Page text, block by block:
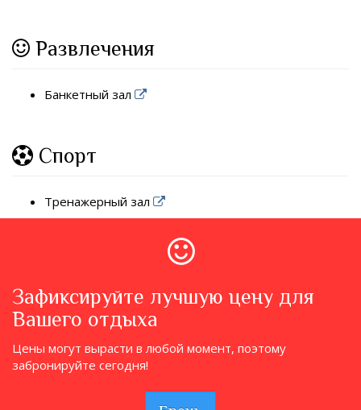
Развлечения
Банкетный зал
Спорт
Тренажерный зал
Зафиксируйте лучшую цену для
Вашего отдыха
Цены могут вырасти в любой момент, поэтому
забронируйте сегодня!